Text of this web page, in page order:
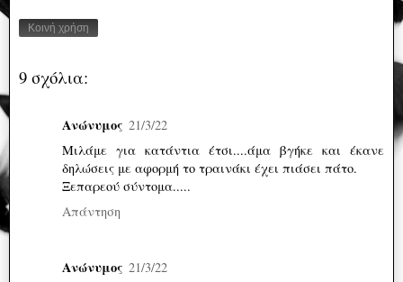
Κοινή χρήση
9 σχόλια:
Ανώνυμος 21/3/22
Μιλάμε για κατάντια έτσι....άμα βγήκε και έκανε
δηλώσεις με αφορμή το τραινάκι έχει πιάσει πάτο.
Ξεπαρεού σύντομα.....
Απάντηση
Ανώνυμος 21/3/22